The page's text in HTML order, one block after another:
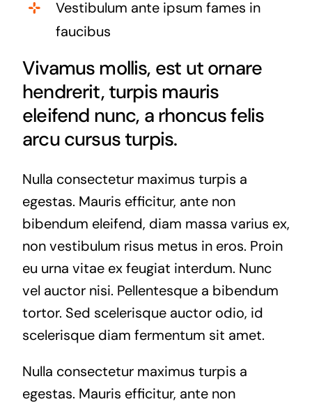
Vestibulum ante ipsum fames in
faucibus
Vivamus mollis, est ut ornare
hendrerit, turpis mauris
eleifend nunc, a rhoncus felis
arcu cursus turpis.
Nulla consectetur maximus turpis a
egestas. Mauris efficitur, ante non
bibendum eleifend, diam massa varius ex,
non vestibulum risus metus in eros. Proin
eu urna vitae ex feugiat interdum. Nunc
vel auctor nisi. Pellentesque a bibendum
tortor. Sed scelerisque auctor odio, id
scelerisque diam fermentum sit amet.
Nulla consectetur maximus turpis a
egestas. Mauris efficitur, ante non